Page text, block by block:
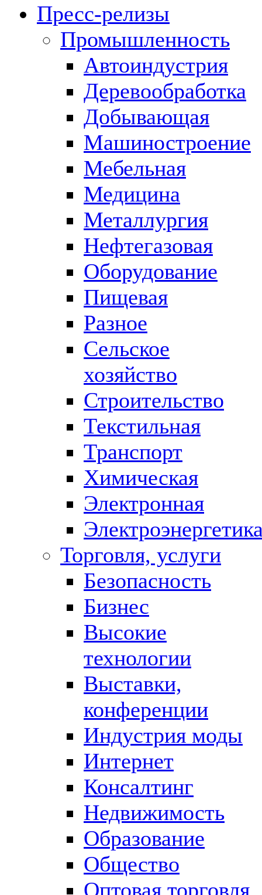
Пресс-релизы
Промышленность
Автоиндустрия
Деревообработка
Добывающая
Машиностроение
Мебельная
Медицина
Металлургия
Нефтегазовая
Оборудование
Пищевая
Разное
Сельское
хозяйство
Строительство
Текстильная
Транспорт
Химическая
Электронная
Торговля, услуги
Безопасность
Бизнес
Высокие
технологии
Выставки,
конференции
Индустрия моды
Интернет
Консалтинг
Недвижимость
Образование
Общество
Оптовая торговля